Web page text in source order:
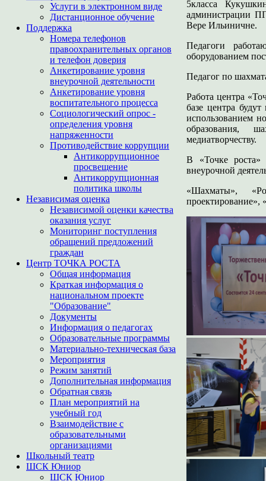
Услуги в электронном виде
Дистанционное обучение
Поддержка
Номера телефонов
правоохранительных органов
и телефон доверия
Анкетирование уровня
внеурочной деятельности
Анкетирование уровня
воспитательного процесса
Социологический опрос -
определения уровня
напряженности
Противодействие коррупции
Антикоррупционное
просвещение
Антикоррупционная
политика школы
Независимая оценка
Независимой оценки качества
оказания услуг
Мониторинг поступления
обращений предложений
граждан
Центр ТОЧКА РОСТА
Общая информация
Краткая информация о
национальном проекте
"Образование"
Документы
Информация о педагогах
Образовательные программы
Материально-техническая база
Мероприятия
Режим занятий
Дополнительная информация
Обратная связь
План мероприятий на
учебный год
Взаимодействие с
образовательными
организациями
Школьный театр
ШСК Юниор
ШСК Юниор
5класса
администрации
Вере Ильиничне.
Педагоги
оборудованием
Педагог по
Работа центра
базе центра
использованием
образования,
медиатворчеству.
В «Точке роста»
внеурочной
«Шахматы»,
проектирование»,